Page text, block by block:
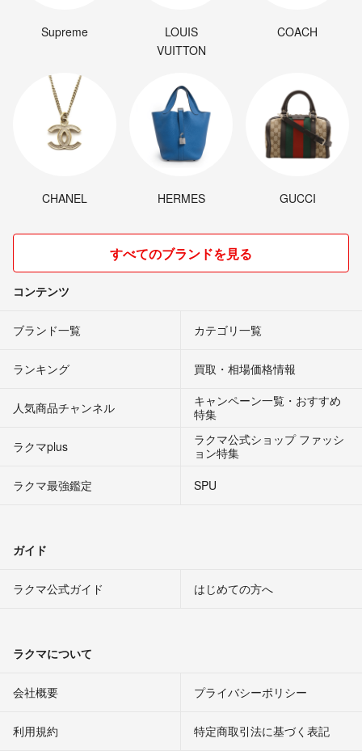
Supreme
LOUIS
VUITTON
COACH
CHANEL HERMES GUCCI
すべてのブランドを見る
コンテンツ
ブランド一覧 カテゴリ一覧
ランキング 買取・相場価格情報
人気商品チャンネル
キャンペーン一覧・おすすめ
特集
ラクマplus
ラクマ公式ショップ ファッシ
ョン特集
ラクマ最強鑑定
SPU
ガイド
ラクマ公式ガイド はじめての方へ
ラクマについて
会社概要 プライバシーポリシー
利用規約 特定商取引法に基づく表記